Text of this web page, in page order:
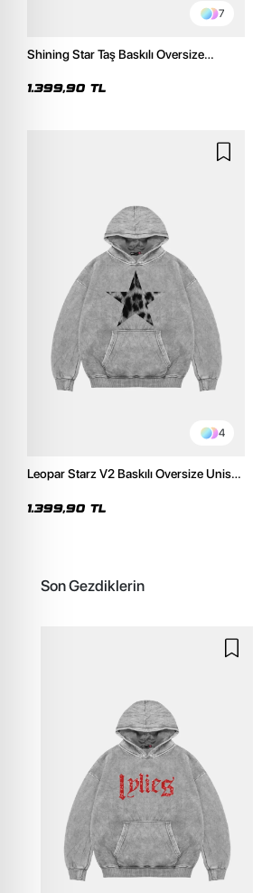
7
Shining Star Taş Baskılı Oversize
1.399,90 TL
4
Leopar Starz V2 Baskılı Oversize Unisex
1.399,90 TL
Son Gezdiklerin